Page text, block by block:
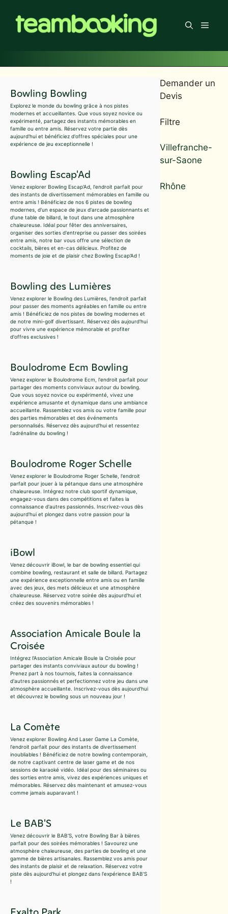
contenu
Menu
Bowling Bowling
Explorez le monde du bowling grâce à nos pistes
modernes et accueillantes. Que vous soyez novice ou
expérimenté, partagez des instants mémorables en
famille ou entre amis. Réservez votre partie dès
aujourd'hui et bénéficiez d'offres spéciales pour une
expérience de jeu exceptionnelle !
Bowling Escap'Ad
Venez explorer Bowling Escap'Ad, l'endroit parfait pour
des instants de divertissement mémorables en famille ou
entre amis ! Bénéficiez de nos 6 pistes de bowling
modernes, d'un espace de jeux d'arcade passionnants et
d'une table de billard, le tout dans une atmosphère
chaleureuse. Idéal pour fêter des anniversaires,
organiser des sorties d'entreprise ou passer des soirées
entre amis, notre bar vous offre une sélection de
cocktails, bières et en-cas délicieux. Profitez de
moments de joie et de plaisir chez Bowling Escap'Ad !
Bowling des Lumières
Venez explorer le Bowling des Lumières, l'endroit parfait
pour passer des moments agréables en famille ou entre
amis ! Bénéficiez de nos pistes de bowling modernes et
de notre mini-golf divertissant. Réservez dès aujourd'hui
pour vivre une expérience mémorable et profiter
d'offres exclusives !
Boulodrome Ecm Bowling
Venez explorer le Boulodrome Ecm, l'endroit parfait pour
partager des moments conviviaux autour du bowling.
Que vous soyez novice ou expérimenté, vivez une
expérience amusante et dynamique dans une ambiance
accueillante. Rassemblez vos amis ou votre famille pour
des parties mémorables et des événements
personnalisés. Réservez dès aujourd'hui et ressentez
l'adrénaline du bowling !
Boulodrome Roger Schelle
Venez explorer le Boulodrome Roger Schelle, l'endroit
parfait pour jouer à la pétanque dans une atmosphère
chaleureuse. Intégrez notre club sportif dynamique,
engagez-vous dans des compétitions et faites la
connaissance d'autres passionnés. Inscrivez-vous dès
aujourd'hui et plongez dans votre passion pour la
pétanque !
iBowl
Venez découvrir iBowl, le bar de bowling essentiel qui
combine bowling, restaurant et salle de billard. Partagez
une expérience exceptionnelle entre amis ou en famille
avec des jeux, des mets délicieux et une atmosphère
chaleureuse. Réservez votre soirée dès aujourd'hui et
créez des souvenirs mémorables !
Association Amicale Boule la
Croisée
Intégrez l'Association Amicale Boule la Croisée pour
partager des instants conviviaux autour du bowling !
Prenez part à nos tournois, faites la connaissance
d'autres passionnés et perfectionnez votre jeu dans une
atmosphère accueillante. Inscrivez-vous dès aujourd'hui
et découvrez le bowling sous un nouveau jour !
La Comète
Venez explorer Bowling And Laser Game La Comète,
l'endroit parfait pour des instants de divertissement
inoubliables ! Bénéficiez de notre bowling contemporain,
de notre captivant centre de laser game et de nos
sessions de karaoké vidéo. Idéal pour des séminaires ou
des sorties entre amis, vivez des expériences uniques et
mémorables. Réservez dès maintenant et amusez-vous
comme jamais auparavant !
Le BAB'S
Venez découvrir le BAB'S, votre Bowling Bar à bières
parfait pour des soirées mémorables ! Savourez une
atmosphère chaleureuse, des parties de bowling et une
gamme de bières artisanales. Rassemblez vos amis pour
des instants de plaisir et de relaxation. Réservez votre
piste dès aujourd'hui et plongez dans l'expérience BAB'S
!
Demander un
Devis
Filtre
Villefranche-
sur-Saone
Rhône